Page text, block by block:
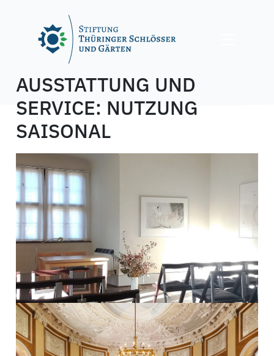
AUSSTATTUNG UND
SERVICE: NUTZUNG
SAISONAL